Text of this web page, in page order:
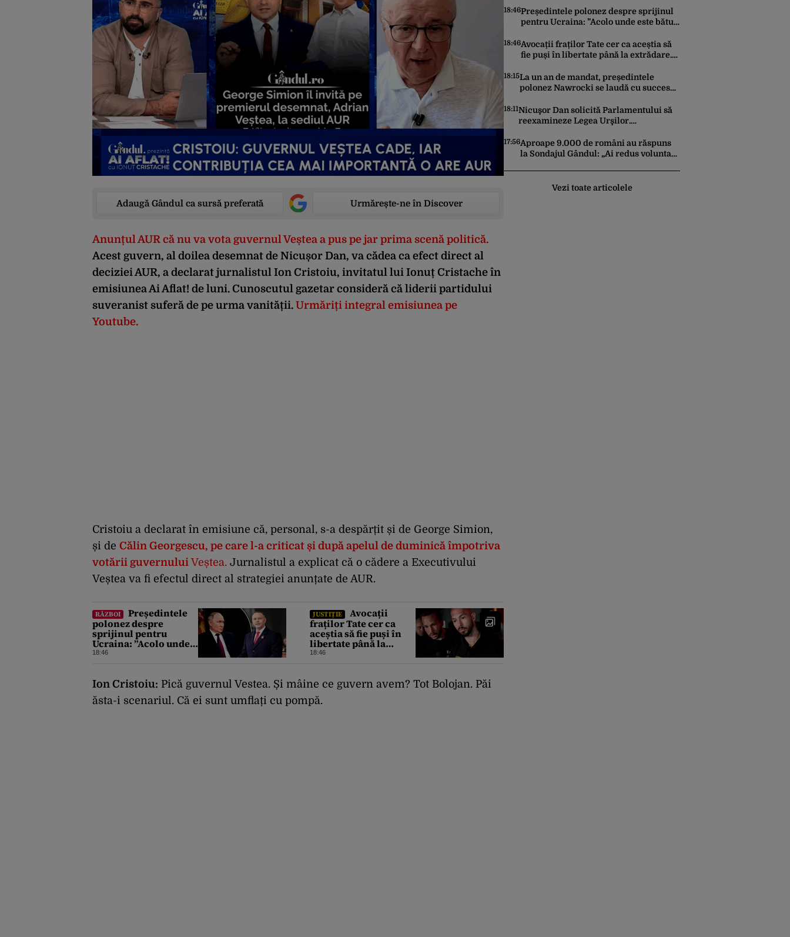
Adaugă Gândul ca sursă preferată Urmărește-ne în Discover
Anunțul AUR că nu va vota guvernul Veștea a pus pe jar prima scenă politică.
Acest guvern, al doilea desemnat de Nicușor Dan, va cădea ca efect direct al
deciziei AUR, a declarat jurnalistul Ion Cristoiu, invitatul lui Ionuț Cristache în
emisiunea Ai Aflat! de luni. Cunoscutul gazetar consideră că liderii partidului
suveranist suferă de pe urma vanității. Urmăriți integral emisiunea pe
Youtube.
Cristoiu a declarat în emisiune că, personal, s-a despărțit și de George Simion,
și de Călin Georgescu, pe care l-a criticat și după apelul de duminică împotriva
votării guvernului Veștea. Jurnalistul a explicat că o cădere a Executivului
Veștea va fi efectul direct al strategiei anunțate de AUR.
RĂZBOI
Președintele
polonez despre
sprijinul pentru
Ucraina: ”Acolo unde
este bătut un moscal,
18:46
JUSTIȚIE
Avocații
fraților Tate cer ca
aceștia să fie puși în
libertate până la
extrădare. Cum este
18:46
Ion Cristoiu: Pică guvernul Vestea. Și mâine ce guvern avem? Tot Bolojan. Păi
ăsta-i scenariul. Că ei sunt umflați cu pompă.
18:46Președintele polonez despre sprijinul
pentru Ucraina: ”Acolo unde este bătut
18:46Avocații fraților Tate cer ca aceștia să
fie puși în libertate până la extrădare.
instanței
18:15La un an de mandat, președintele
polonez Nawrocki se laudă cu succesul
stabilirea unei prezențe americane
permanente
18:11Nicuşor Dan solicită Parlamentului să
reexamineze Legea Urşilor.
monitorizare în timp real
17:56Aproape 9.000 de români au răspuns
la Sondajul Gândul: „Ai redus voluntar
Rezultatul a fost o surpriză
Vezi toate articolele